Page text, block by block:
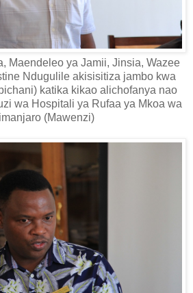
Maendeleo ya Jamii, Jinsia, Wazee
Ndugulile akisisitiza jambo kwa
katika kikao alichofanya nao
wa Hospitali ya Rufaa ya Mkoa wa
(Mawenzi)